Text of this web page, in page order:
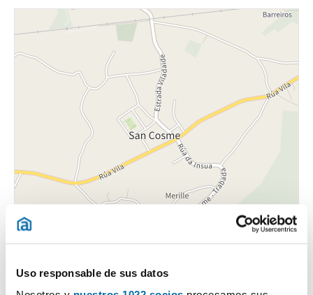
Uso responsable de sus datos